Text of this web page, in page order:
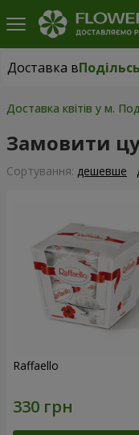
Доставка в
Доставка в
Доставка квітів у м.
Замовити
Сортування: дешевше
Raffaello